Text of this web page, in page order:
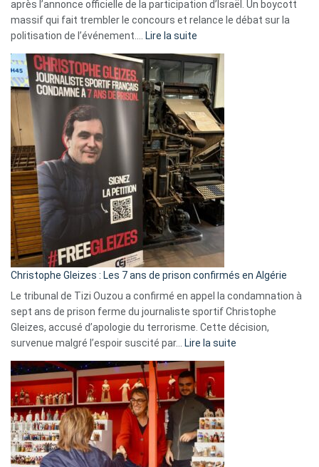
après l’annonce officielle de la participation d’Israël. Un boycott
massif qui fait trembler le concours et relance le débat sur la
politisation de l’événement.…
Lire la suite
Eurovision
2026
:
Pays-
Bas,
Espagne,
Irlande
et
Slovénie
rejettent
la
présence
d’Israël
Christophe Gleizes : Les 7 ans de prison confirmés en Algérie
Le tribunal de Tizi Ouzou a confirmé en appel la condamnation à
sept ans de prison ferme du journaliste sportif Christophe
Gleizes, accusé d’apologie du terrorisme. Cette décision,
survenue malgré l’espoir suscité par…
Lire la suite